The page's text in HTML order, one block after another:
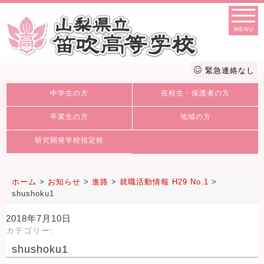
MENU
緊急連絡なし
中学生の方 在校生・保護者の方
卒業生の方 地域の方
研究開発学校指定校
ホーム > お知らせ > 進路 > 就職活動情報 H29 No.1 >
shushoku1
2018年7月10日
カテゴリー:
shushoku1